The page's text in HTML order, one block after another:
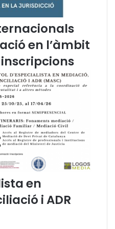
en l’àmbit
en
i ADR